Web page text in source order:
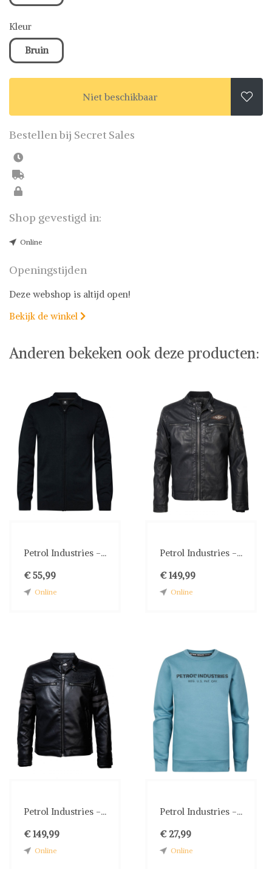
Kleur
Bruin
Niet beschikbaar 
Bestellen bij Secret Sales
Shop gevestigd in:
Online
Openingstijden
Deze webshop is altijd open!
Bekijk de winkel 
Anderen bekeken ook deze producten:
Petrol Industries -...
€ 55,99
Online
Petrol Industries -...
€ 149,99
Online
Petrol Industries -...
€ 149,99
Online
Petrol Industries -...
€ 27,99
Online